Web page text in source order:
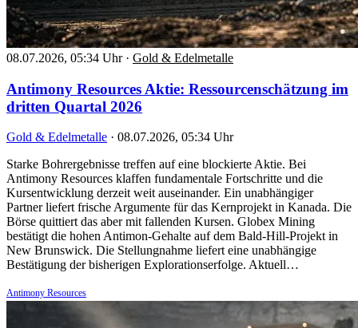
08.07.2026, 05:34 Uhr · Gold & Edelmetalle
Antimony Resources Aktie: Ressourcenschätzung im
dritten Quartal 2026
Gold & Edelmetalle · 08.07.2026, 05:34 Uhr
Starke Bohrergebnisse treffen auf eine blockierte Aktie. Bei
Antimony Resources klaffen fundamentale Fortschritte und die
Kursentwicklung derzeit weit auseinander. Ein unabhängiger
Partner liefert frische Argumente für das Kernprojekt in Kanada. Die
Börse quittiert das aber mit fallenden Kursen. Globex Mining
bestätigt die hohen Antimon-Gehalte auf dem Bald-Hill-Projekt in
New Brunswick. Die Stellungnahme liefert eine unabhängige
Bestätigung der bisherigen Explorationserfolge. Aktuell…
Antimony Resources